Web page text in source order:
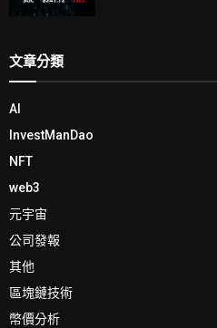
文章分類
AI
InvestManDao
NFT
web3
元宇宙
公司發報
其他
區塊鏈技術
幣價分析